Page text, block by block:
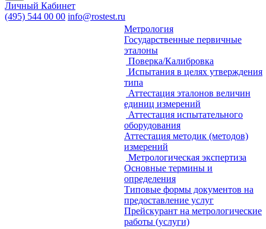
Личный Кабинет
(495) 544 00 00 info@rostest.ru
Метрология
Государственные первичные
эталоны
Поверка/Калибровка
Испытания в целях утверждения
типа
Аттестация эталонов величин
единиц измерений
Аттестация испытательного
оборудования
Аттестация методик (методов)
измерений
Метрологическая экспертиза
Основные термины и
определения
Типовые формы документов на
предоставление услуг
Прейскурант на метрологические
работы (услуги)